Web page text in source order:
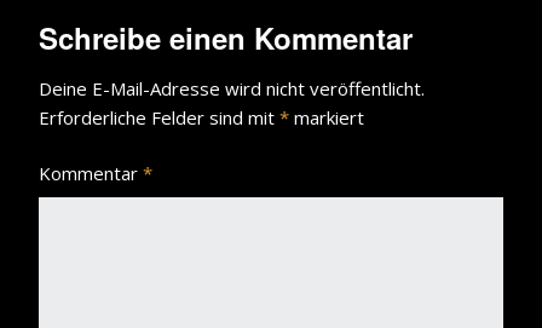
Schreibe einen Kommentar
Deine E-Mail-Adresse wird nicht veröffentlicht.
Erforderliche Felder sind mit * markiert
Kommentar *